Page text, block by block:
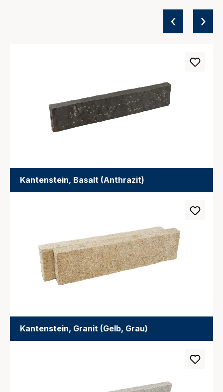
Kantenstein, Basalt (Anthrazit)
Kantenstein, Granit (Gelb, Grau)
‹ ›